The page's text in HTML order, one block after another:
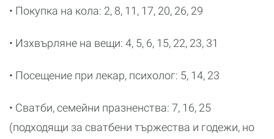
• Покупка на кола: 2, 8, 11, 17, 20, 26, 29
• Изхвърляне на вещи: 4, 5, 6, 15, 22, 23, 31
• Посещение при лекар, психолог: 5, 14, 23
• Сватби, семейни празненства: 7, 16, 25
(подходящи за сватбени тържества и годежи, но